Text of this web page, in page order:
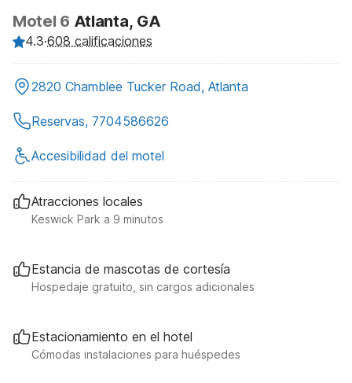
Motel 6 Atlanta, GA
4.3·608 calificaciones
2820 Chamblee Tucker Road, Atlanta
Reservas, 7704586626
Accesibilidad del motel
Atracciones locales
Keswick Park a 9 minutos
Estancia de mascotas de cortesía
Hospedaje gratuito, sin cargos adicionales
Estacionamiento en el hotel
Cómodas instalaciones para huéspedes